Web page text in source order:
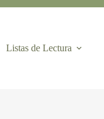
Listas de Lectura